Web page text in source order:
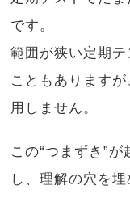
です。
範囲が狭い定期
こともあります
用しません。
この“つまずき”
し、理解の穴を